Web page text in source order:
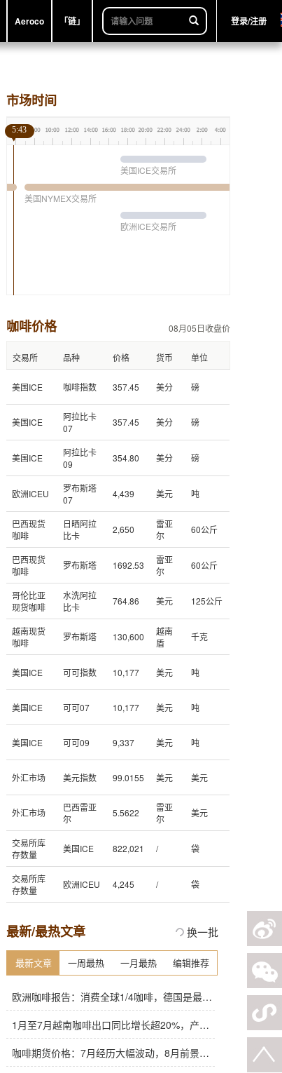
Aeroco 「链」 登录/注册
市场时间
美国ICE交易所
美国NYMEX交易所
欧洲ICE交易所
5:43
咖啡价格 08月05日收盘价
交易所 品种 价格 货币 单位
美国ICE 咖啡指数 357.45 美分 磅
美国ICE
阿拉比卡
07
357.45 美分 磅
美国ICE
阿拉比卡
09
354.80 美分 磅
欧洲ICEU
罗布斯塔
07
4,439 美元 吨
巴西现货
咖啡
日晒阿拉
比卡
2,650
雷亚
尔
60公斤
巴西现货
咖啡
罗布斯塔 1692.53
雷亚
尔
60公斤
哥伦比亚
现货咖啡
水洗阿拉
比卡
764.86 美元 125公斤
越南现货
咖啡
罗布斯塔 130,600
越南
盾
千克
美国ICE 可可指数 10,177 美元 吨
美国ICE 可可07 10,177 美元 吨
美国ICE 可可09 9,337 美元 吨
外汇市场 美元指数 99.0155 美元 美元
外汇市场
巴西雷亚
尔
5.5622
雷亚
尔
美元
交易所库
存数量
美国ICE 822,021 / 袋
交易所库
存数量
欧洲ICEU 4,245 / 袋
最新/最热文章 换一批
最新文章 一周最热 一月最热 编辑推荐
欧洲咖啡报告：消费全球1/4咖啡，德国是最大进口国，意大利在烘焙咖啡生产中领先
1月至7月越南咖啡出口同比增长超20%，产量也将是过去四年来最高
咖啡期货价格：7月经历大幅波动，8月前景依旧不明朗